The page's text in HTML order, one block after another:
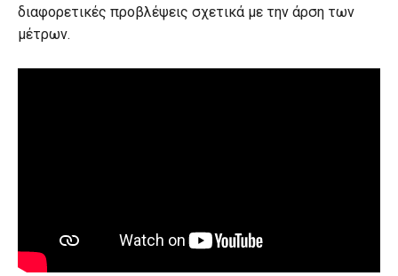
διαφορετικές προβλέψεις σχετικά με την άρση των
μέτρων.